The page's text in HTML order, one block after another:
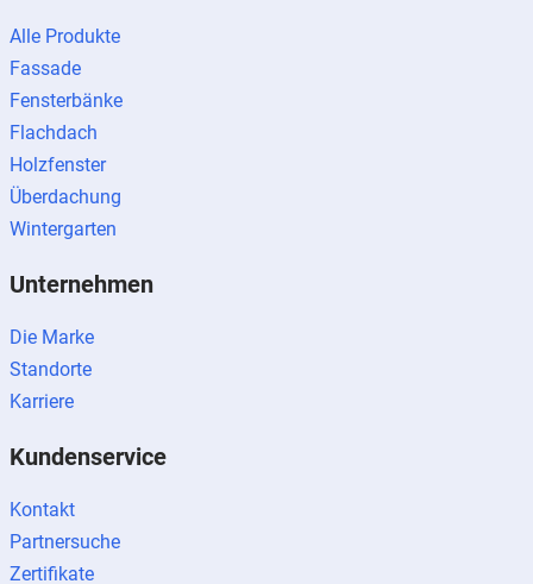
Alle Produkte
Fassade
Fensterbänke
Flachdach
Holzfenster
Überdachung
Wintergarten
Unternehmen
Die Marke
Standorte
Karriere
Kundenservice
Kontakt
Partnersuche
Zertifikate